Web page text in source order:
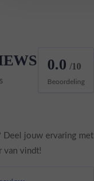
0.0 /10
Beoordeling
jouw ervaring met
van vindt!